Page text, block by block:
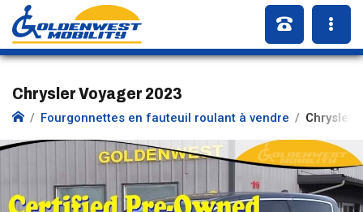
Chrysler Voyager 2023
Fourgonnettes en fauteuil roulant à vendre Chrysler